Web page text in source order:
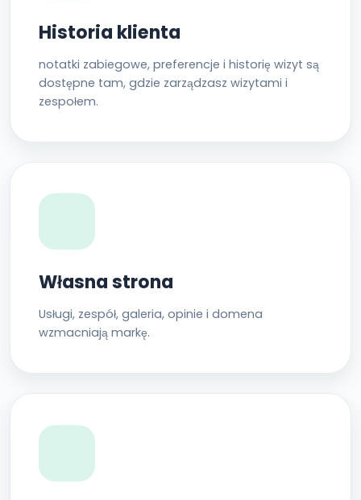
Historia klienta
notatki zabiegowe, preferencje i historię wizyt są
dostępne tam, gdzie zarządzasz wizytami i
zespołem.
Własna strona
Usługi, zespół, galeria, opinie i domena
wzmacniają markę.